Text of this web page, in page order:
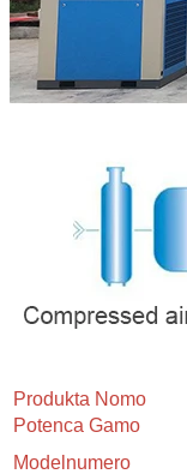
Produkta Nomo
Potenca Gamo
Modelnumero